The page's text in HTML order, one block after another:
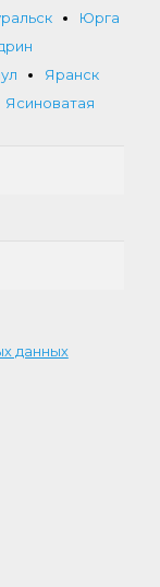
Юрга
Яранск
Ясиноватая
данных